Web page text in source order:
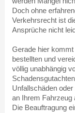
Doch ohne
Verkehrsrecht ist
Ansprüche nicht
Gerade hier
bestellten und
völlig unabhängig
Unfallschäden
an Ihrem Fahrzeug
Die Beauftragung